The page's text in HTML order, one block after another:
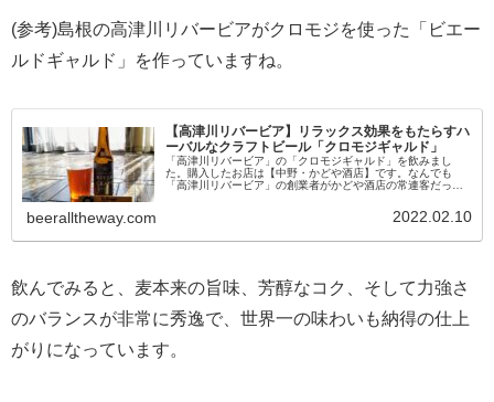
(参考)島根の高津川リバービアがクロモジを使った「ビエー
ルドギャルド」を作っていますね。
【高津川リバービア】リラックス効果をもたらすハ
ーバルなクラフトビール「クロモジギャルド」
「高津川リバービア」の「クロモジギャルド」を飲みまし
た。購入したお店は【中野・かどや酒店】です。なんでも
「高津川リバービア」の創業者がかどや酒店の常連客だった
beeralltheway.com 2022.02.10
飲んでみると、麦本来の旨味、芳醇なコク、そして力強さ
のバランスが非常に秀逸で、世界一の味わいも納得の仕上
がりになっています。